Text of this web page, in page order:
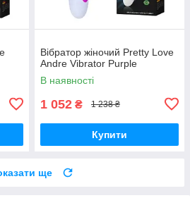
Вібратор жіночий Pretty Love
Andre Vibrator Purple
В наявності
1 052 ₴ 1 238 ₴
Купити
ще